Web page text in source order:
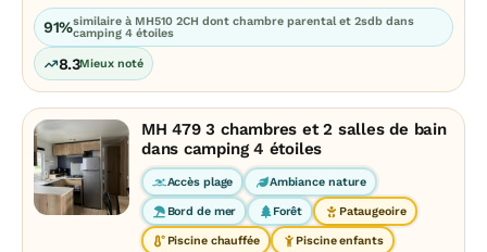
91%similaire à MH510 2CH dont chambre parental et 2sdb dans
camping 4 étoiles
8.3Mieux noté
MH 479 3 chambres et 2 salles de bain
dans camping 4 étoiles
Accès plage Ambiance nature
Bord de mer Forêt Pataugeoire
Piscine chauffée Piscine enfants